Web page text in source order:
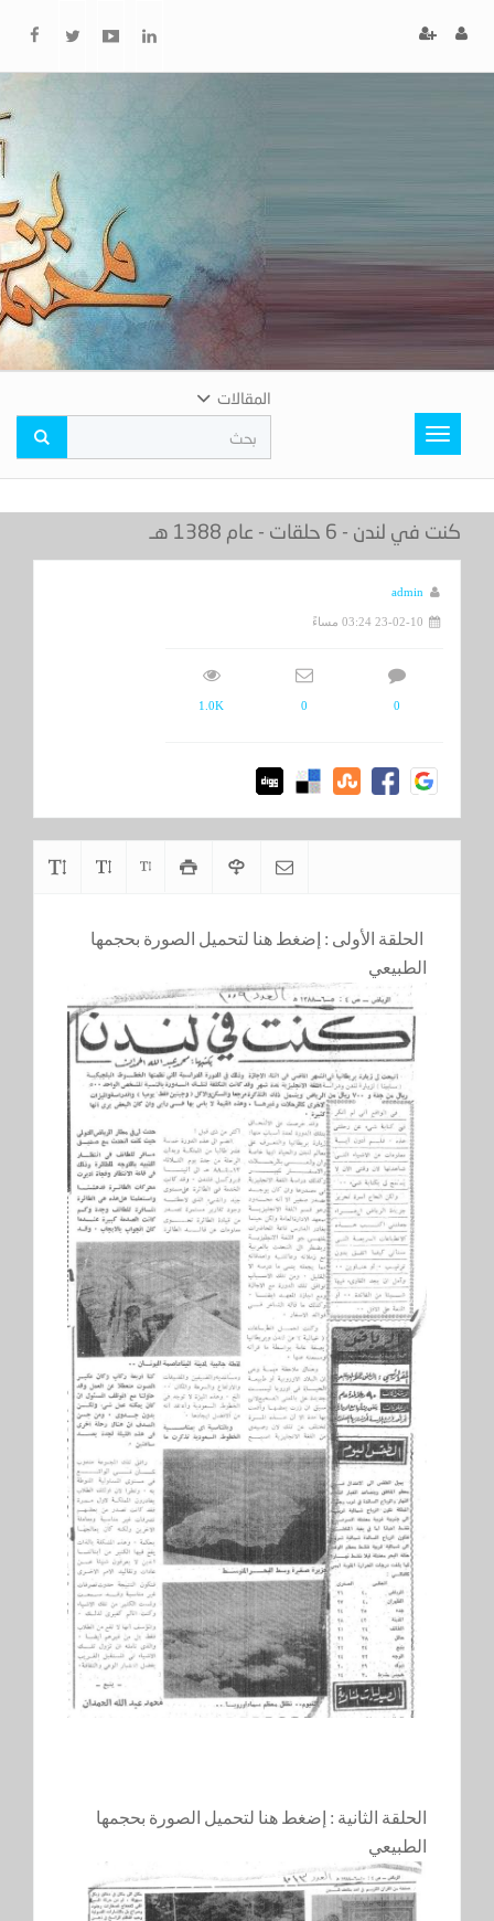
Toggle
navigation
المقالات
كنت في لندن - 6 حلقات - عام 1388 هـ
admin
23-02-10 03:24 مساءً
0
0
1.0K
الحلقة الأولى : إضغط هنا لتحميل الصورة بحجمها
الطبيعي
الحلقة الثانية : إضغط هنا لتحميل الصورة بحجمها
الطبيعي